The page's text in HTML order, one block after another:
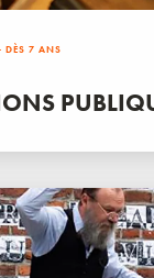
DÈS 7 ANS